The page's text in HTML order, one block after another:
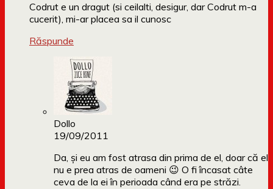
Codrut e un dragut (si ceilalti, desigur, dar Codrut m-a
cucerit), mi-ar placea sa il cunosc
Răspunde
Dollo
19/09/2011
Da, și eu am fost atrasa din prima de el, doar că el
nu e prea atras de oameni 😉 O fi încasat câte
ceva de la ei în perioada când era pe străzi.